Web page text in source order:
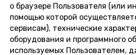
о браузере Пользователя (или
помощью которой
сервисам), технические
оборудования и программного
используемых Пользователем,